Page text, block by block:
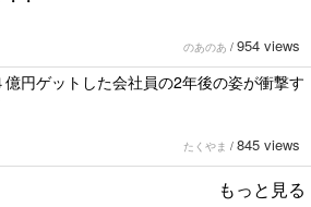
のあのあ / 954 views
億円ゲットした会社員の2年後の姿が衝撃す
たくやま / 845 views
もっと見る